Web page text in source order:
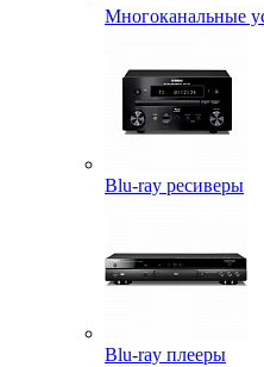
Многоканальные
Blu-ray ресиверы
Blu-ray плееры